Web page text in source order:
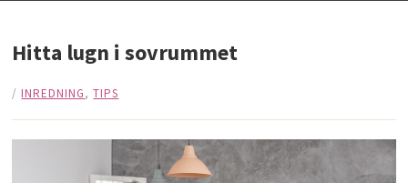
Hitta lugn i sovrummet
/INREDNING,TIPS